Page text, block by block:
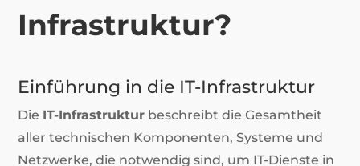
Infrastruktur?
Einführung in die IT-Infrastruktur
Die IT-Infrastruktur beschreibt die Gesamtheit
aller technischen Komponenten, Systeme und
Netzwerke, die notwendig sind, um IT-Dienste in